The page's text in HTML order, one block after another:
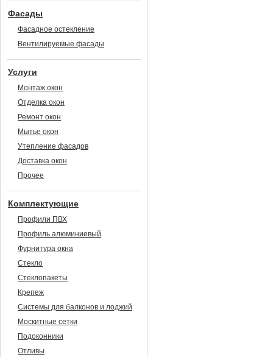
Фасады
Фасадное остекление
Вентилируемые фасады
Услуги
Монтаж окон
Отделка окон
Ремонт окон
Мытье окон
Утепление фасадов
Доставка окон
Прочее
Комплектующие
Профили ПВХ
Профиль алюминиевый
Фурнитура окна
Стекло
Стеклопакеты
Крепеж
Системы для балконов и лоджий
Москитные сетки
Подоконники
Отливы